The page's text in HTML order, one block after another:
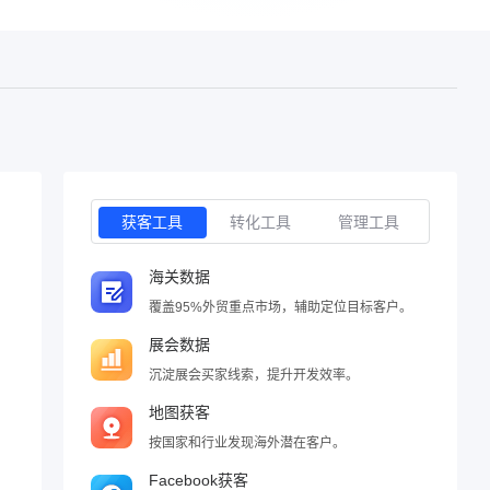
获客工具 转化工具 管理工具
海关数据
覆盖95%外贸重点市场，辅助定位目标客户。
展会数据
沉淀展会买家线索，提升开发效率。
地图获客
按国家和行业发现海外潜在客户。
Facebook获客